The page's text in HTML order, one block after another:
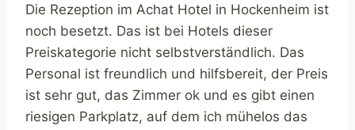
Die Rezeption im Achat Hotel in Hockenheim ist
noch besetzt. Das ist bei Hotels dieser
Preiskategorie nicht selbstverständlich. Das
Personal ist freundlich und hilfsbereit, der Preis
ist sehr gut, das Zimmer ok und es gibt einen
riesigen Parkplatz, auf dem ich mühelos das